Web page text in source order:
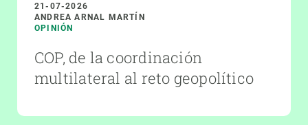
21-07-2026
ANDREA ARNAL MARTÍN
OPINIÓN
COP, de la coordinación
multilateral al reto geopolítico